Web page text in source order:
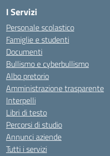
I Servizi
Personale scolastico
Famiglie e studenti
Documenti
Bullismo e cyberbullismo
Albo pretorio
Amministrazione trasparente
Interpelli
Libri di testo
Percorsi di studio
Annunci aziende
Tutti i servizi